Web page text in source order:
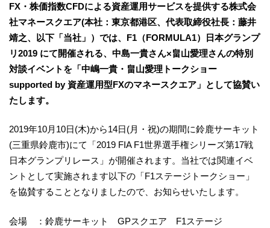
FX・株価指数CFDによる資産運用サービスを提供する株式会
社マネースクエア(本社：東京都港区、代表取締役社長：藤井
靖之、以下「当社」）では、F1（FORMULA1）日本グランプ
リ2019 にて開催される、中島一貴さん×畠山愛理さんの特別
対談イベントを「中嶋一貴・畠山愛理トークショー
supported by 資産運用型FXのマネースクエア」として協賛い
たします。
2019年10月10日(木)から14日(月・祝)の期間に鈴鹿サーキット
(三重県鈴鹿市)にて「2019 FIA F1世界選手権シリーズ第17戦
日本グランプリレース」が開催されます。当社では関連イベ
ントとして実施されます以下の「F1ステージトークショー」
を協賛することとなりましたので、お知らせいたします。
会場 ：鈴鹿サーキット GPスクエア F1ステージ